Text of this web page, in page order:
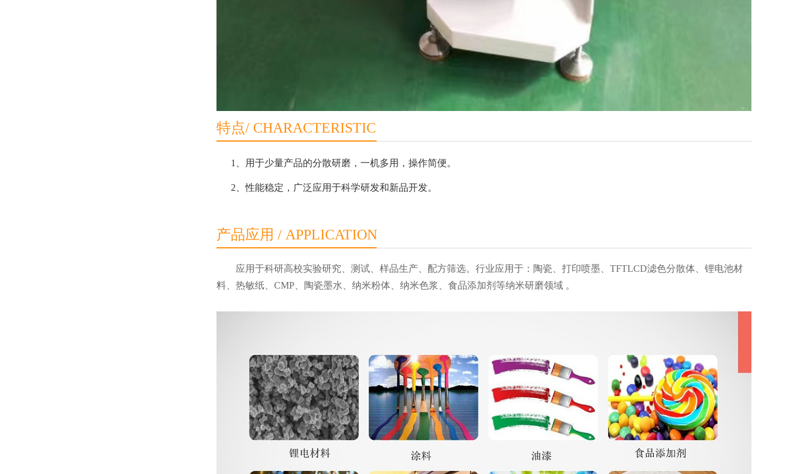
特点/ CHARACTERISTIC
1、 用于少量产品的分散研磨，一机多用，操作简便。
2、性能稳定，广泛应用于科学研发和新品开发。
产品应用 / APPLICATION
应用于科研高校实验研究、测试、样品生产、配方筛选。 行业应用于：陶瓷、打印喷墨、TFTLCD滤色分散体、锂电池材
料、热敏纸、CMP、陶瓷墨水、纳米粉体、纳米色浆、食品添加剂等纳米研磨领域 。